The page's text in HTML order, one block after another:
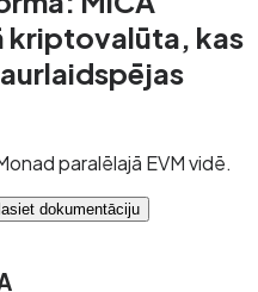
kriptovalūta, kas
paralēlajā EVM vidē.
dokumentāciju